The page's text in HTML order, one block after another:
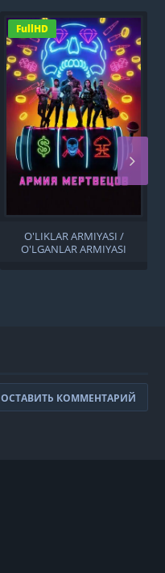
FullHD
O'LIKLAR ARMIYASI /
O'LGANLAR ARMIYASI
ОСТАВИТЬ КОММЕНТАРИЙ